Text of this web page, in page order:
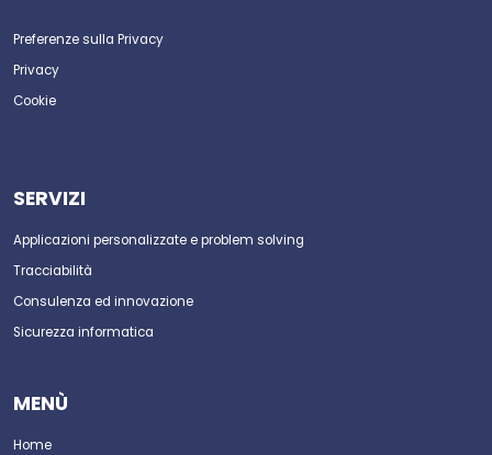
Preferenze sulla Privacy
Privacy
Cookie
SERVIZI
Applicazioni personalizzate e problem solving
Tracciabilità
Consulenza ed innovazione
Sicurezza informatica
MENÙ
Home